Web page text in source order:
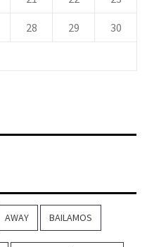
28 29 30
AWAY BAILAMOS